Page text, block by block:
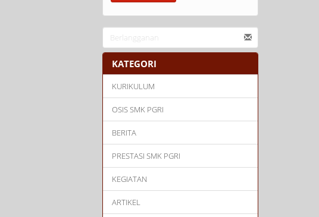
KATEGORI
KURIKULUM
OSIS SMK PGRI
BERITA
PRESTASI SMK PGRI
KEGIATAN
ARTIKEL